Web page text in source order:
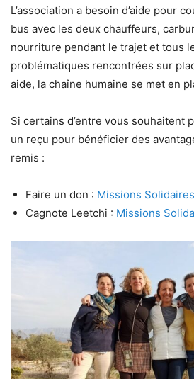
L’association a besoin d’aide pour
bus avec les deux chauffeurs,
nourriture pendant le trajet et tous
problématiques rencontrées sur
aide, la chaîne humaine se met en
Si certains d’entre vous souhaitent
un reçu pour bénéficier des
remis :
Faire un don : Missions Solidaires
Cagnote Leetchi : Missions